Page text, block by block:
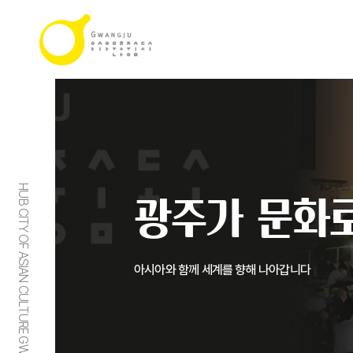
HUB CITY OF ASIAN CULTURE GWANGJU 광주가 문화
아시아와 함께 세계를 향해 나아갑니다